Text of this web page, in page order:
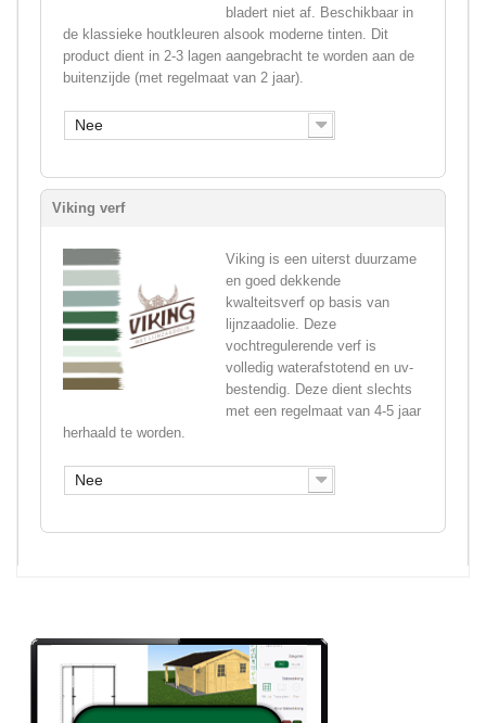
bladert niet af. Beschikbaar in
de klassieke houtkleuren alsook moderne tinten. Dit
product dient in 2-3 lagen aangebracht te worden aan de
buitenzijde (met regelmaat van 2 jaar).
Nee
Viking verf
Viking is een uiterst duurzame
en goed dekkende
kwalteitsverf op basis van
lijnzaadolie. Deze
vochtregulerende verf is
volledig waterafstotend en uv-
bestendig. Deze dient slechts
met een regelmaat van 4-5 jaar
herhaald te worden.
Nee